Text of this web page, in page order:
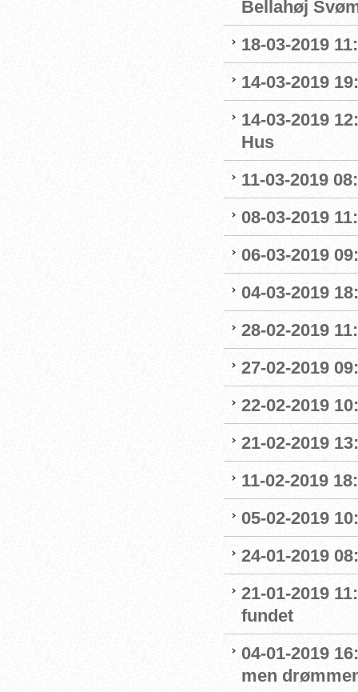
Bellahøj
18-03-2019
14-03-2019
14-03-2019
Hus
11-03-2019
08-03-2019
06-03-2019
04-03-2019
28-02-2019
27-02-2019
22-02-2019
21-02-2019
11-02-2019
05-02-2019
24-01-2019
21-01-2019
fundet
04-01-2019
men